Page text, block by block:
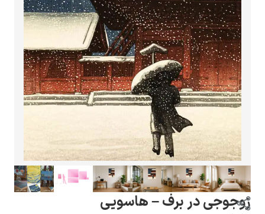
ونسان ون گوگ
گوستاو کلیمت
ادوارد مونک
در برف – هاسویی